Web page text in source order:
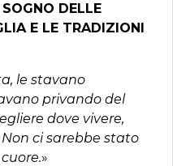
DELLE
E LE TRADIZIONI
le stavano
privando del
dove vivere,
ci sarebbe stato
»